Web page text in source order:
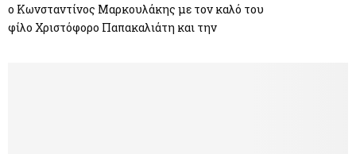
ο Κωνσταντίνος Μαρκουλάκης με τον καλό του
φίλο Χριστόφορο Παπακαλιάτη και την